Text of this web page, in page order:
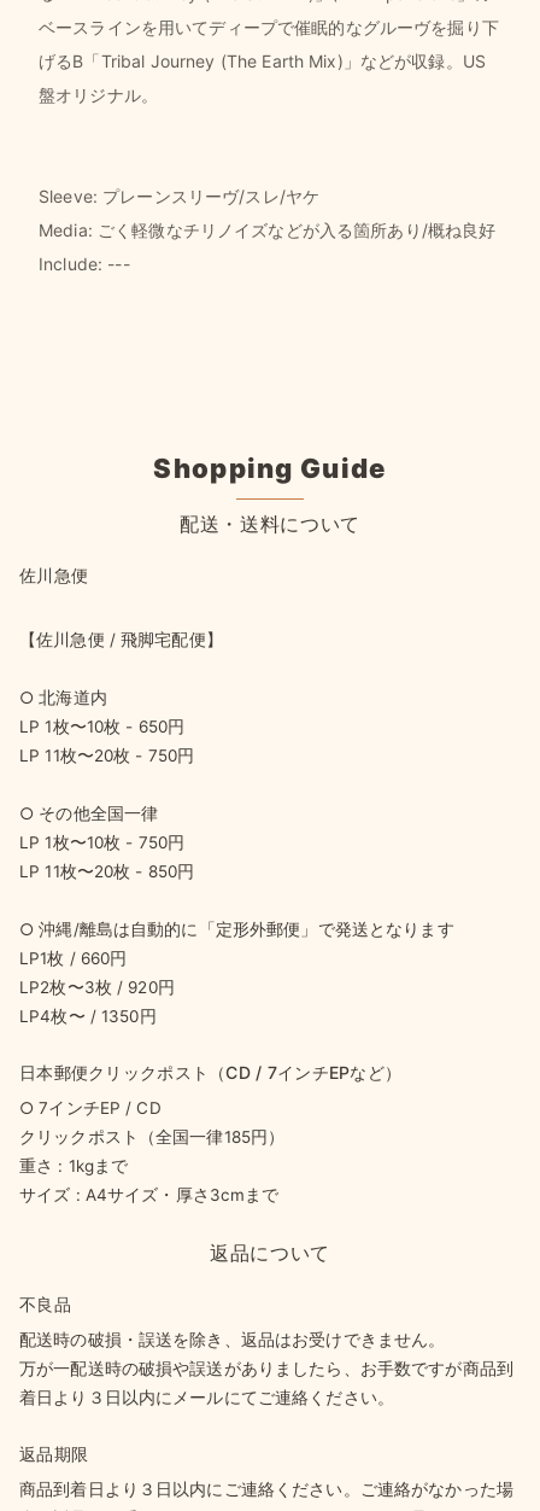
ベースラインを用いてディープで催眠的なグルーヴを掘り下
げるB「Tribal Journey (The Earth Mix)」などが収録。US
盤オリジナル。
Sleeve: プレーンスリーヴ/スレ/ヤケ
Media: ごく軽微なチリノイズなどが入る箇所あり/概ね良好
Include: ---
Shopping Guide
配送・送料について
佐川急便
【佐川急便 / 飛脚宅配便】
○ 北海道内
LP 1枚〜10枚 - 650円
LP 11枚〜20枚 - 750円
○ その他全国一律
LP 1枚〜10枚 - 750円
LP 11枚〜20枚 - 850円
○ 沖縄/離島は自動的に「定形外郵便」で発送となります
LP1枚 / 660円
LP2枚〜3枚 / 920円
LP4枚〜 / 1350円
日本郵便クリックポスト（CD / 7インチEPなど）
○ 7インチEP / CD
クリックポスト（全国一律185円）
重さ : 1kgまで
サイズ : A4サイズ・厚さ3cmまで
返品について
不良品
配送時の破損・誤送を除き、返品はお受けできません。
万が一配送時の破損や誤送がありましたら、お手数ですが商品到
着日より３日以内にメールにてご連絡ください。
返品期限
商品到着日より３日以内にご連絡ください。ご連絡がなかった場